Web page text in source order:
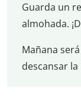
Guarda un
almohada.
Mañana
descansar